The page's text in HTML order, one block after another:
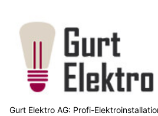
Gurt Elektro AG: Profi-